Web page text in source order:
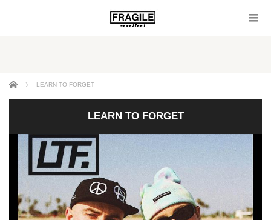
ホーム LEARN TO FORGET
LEARN TO FORGET